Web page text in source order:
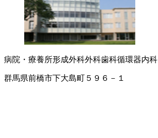
病院・療養所形成外科外科歯科循環器内科
群馬県前橋市下大島町５９６－１